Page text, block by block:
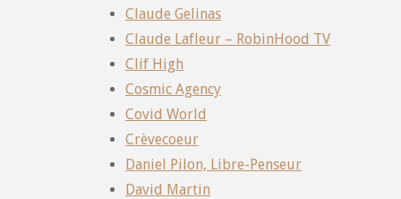
Claude Gelinas
Claude Lafleur – RobinHood TV
Clif High
Cosmic Agency
Covid World
Crèvecoeur
Daniel Pilon, Libre-Penseur
David Martin